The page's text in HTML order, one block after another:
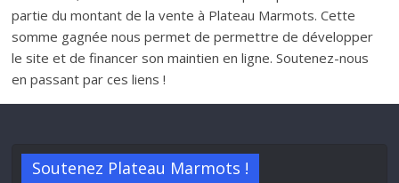
partie du montant de la vente à Plateau Marmots. Cette
somme gagnée nous permet de permettre de développer
le site et de financer son maintien en ligne. Soutenez-nous
en passant par ces liens !
Soutenez Plateau Marmots !